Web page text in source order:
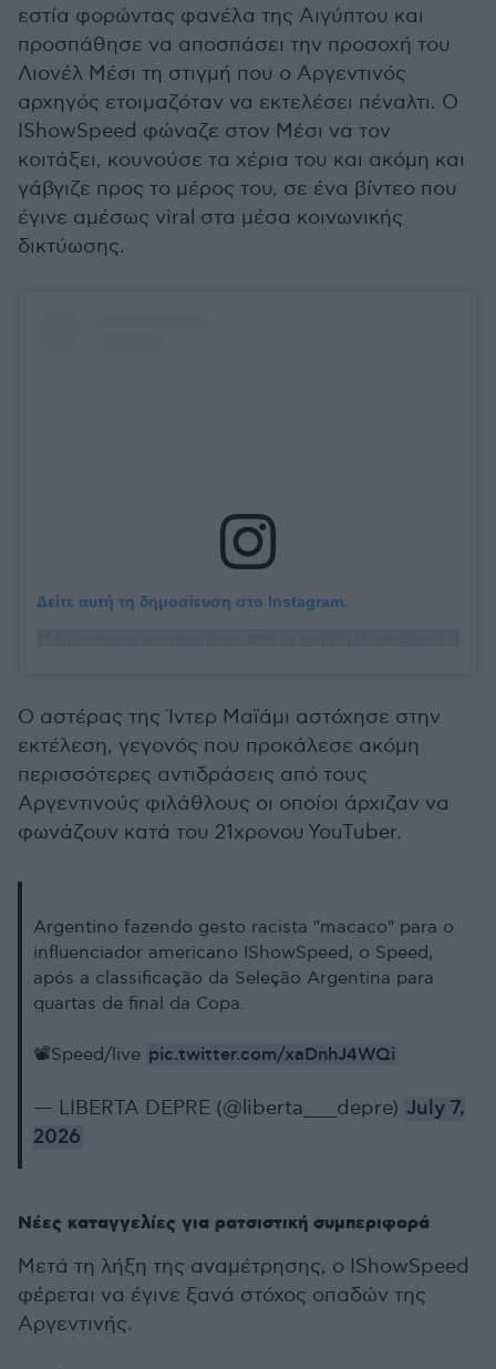
εστία φορώντας φανέλα της Αιγύπτου και
προσπάθησε να αποσπάσει την προσοχή του
Λιονέλ Μέσι τη στιγμή που ο Αργεντινός
αρχηγός ετοιμαζόταν να εκτελέσει πέναλτι. Ο
IShowSpeed φώναζε στον Μέσι να τον
κοιτάξει, κουνούσε τα χέρια του και ακόμη και
γάβγιζε προς το μέρος του, σε ένα βίντεο που
έγινε αμέσως viral στα μέσα κοινωνικής
δικτύωσης.
Δείτε αυτή τη δημοσίευση στο Instagram.
Ο αστέρας της Ίντερ Μαϊάμι αστόχησε στην
εκτέλεση, γεγονός που προκάλεσε ακόμη
περισσότερες αντιδράσεις από τους
Αργεντινούς φιλάθλους οι οποίοι άρχιζαν να
φωνάζουν κατά του 21χρονου YouTuber.
Argentino fazendo gesto racista "macaco" para o
influenciador americano IShowSpeed, o Speed,
após a classificação da Seleção Argentina para
quartas de final da Copa.
📽️Speed/live pic.twitter.com/xaDnhJ4WQi
— LIBERTA DEPRE (@liberta___depre) July 7,
2026
Νέες καταγγελίες για ρατσιστική συμπεριφορά
Μετά τη λήξη της αναμέτρησης, ο IShowSpeed
φέρεται να έγινε ξανά στόχος οπαδών της
Αργεντινής.